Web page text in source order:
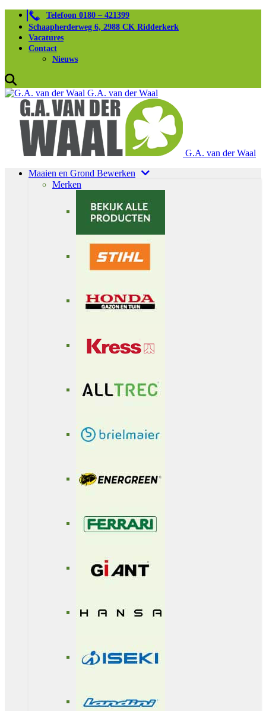
Telefoon 0180 – 421399
Schaapherderweg 6, 2988 CK Ridderkerk
Vacatures
Contact
Nieuws
G.A. van der Waal
G.A. van der Waal
Maaien en Grond Bewerken
Merken